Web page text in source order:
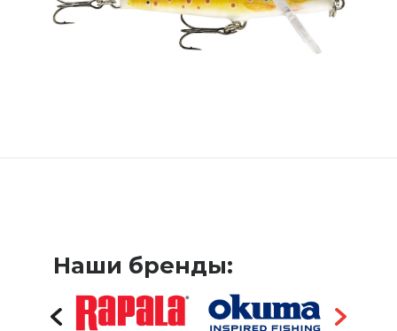
Наши бренды: